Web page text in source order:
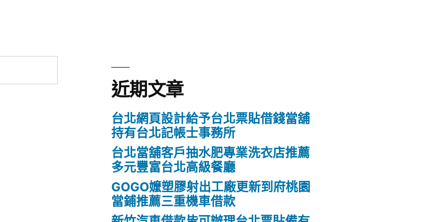
近期文章
台北網頁設計給予台北票貼借錢當舖
持有台北記帳士事務所
台北當舖客戶抽水肥專業洗衣店推薦
多元豐富台北高級餐廳
GOGO嬤塑膠射出工廠更新到府桃園
當鋪推薦三重機車借款